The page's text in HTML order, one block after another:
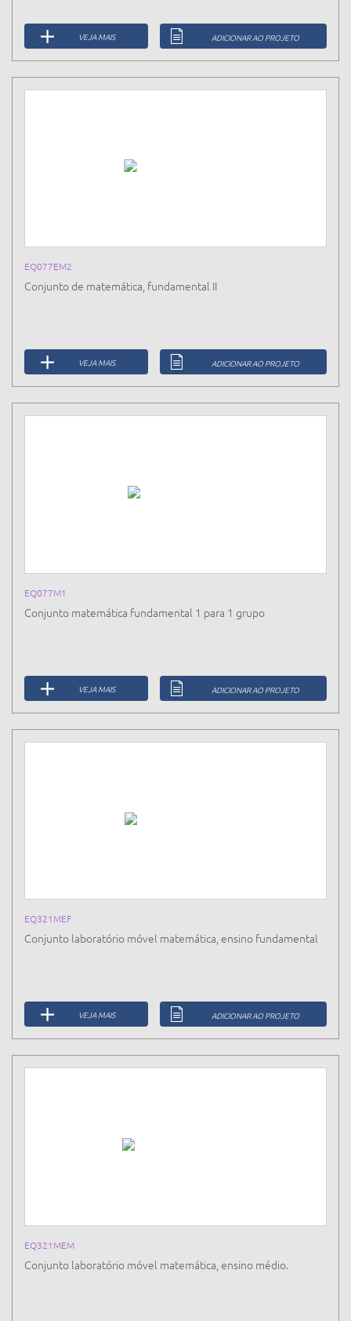
VEJA MAIS ADICIONAR AO PROJETO
EQ077EM2
Conjunto de matemática, fundamental II
VEJA MAIS ADICIONAR AO PROJETO
EQ077M1
Conjunto matemática fundamental 1 para 1 grupo
VEJA MAIS ADICIONAR AO PROJETO
EQ321MEF
Conjunto laboratório móvel matemática, ensino fundamental
VEJA MAIS ADICIONAR AO PROJETO
EQ321MEM
Conjunto laboratório móvel matemática, ensino médio.